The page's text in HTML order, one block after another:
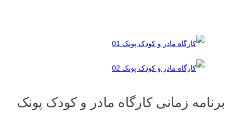
برنامه زمانی کارگاه‌ مادر و کودک پونک